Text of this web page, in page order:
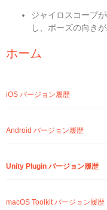
ジャイロスコープ
し、ポーズの向き
ホーム
iOS バージョン履歴
Android バージョン履歴
Unity Plugin バージョン履歴
macOS Toolkit バージョン履歴